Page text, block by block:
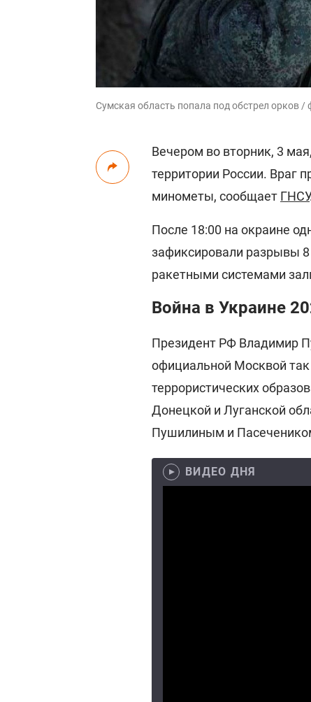
Сумская область попала под обстрел орков /
Вечером во вторник, 3
территории России. Враг
минометы, сообщает ГНСУ
После 18:00 на окраине
зафиксировали разрывы
ракетными системами
Война в Украине
Президент РФ Владимир
официальной Москвой
террористических
Донецкой и Луганской
Пушилиным и
ВИДЕО ДНЯ